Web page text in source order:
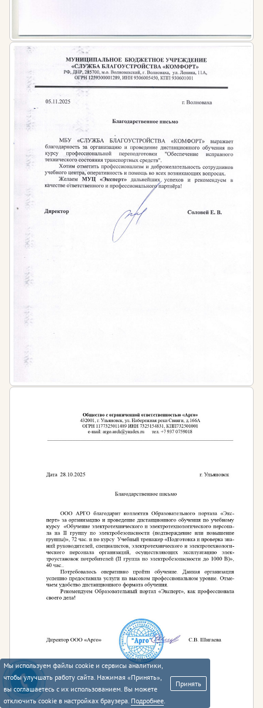
Мы используем файлы cookie и сервисы аналитики,
чтобы улучшать работу сайта. Нажимая «Принять»,
вы соглашаетесь с их использованием. Вы можете
отключить cookie в настройках браузера. Подробнее.
Принять